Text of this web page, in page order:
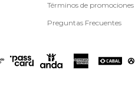
Términos de promociones
Preguntas Frecuentes